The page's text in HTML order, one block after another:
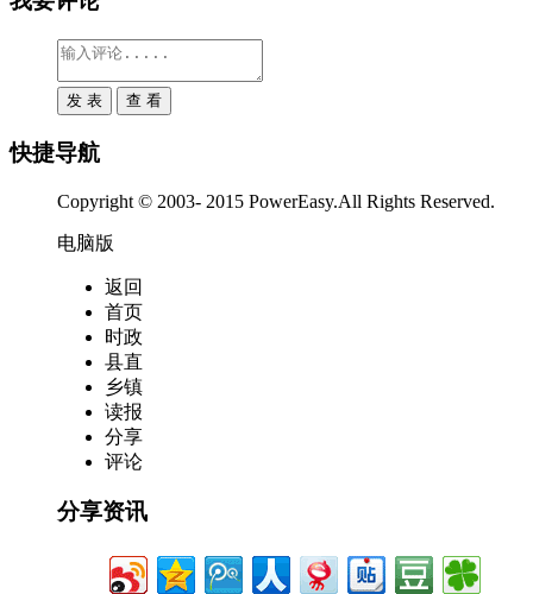
快捷导航
Copyright © 2003- 2015 PowerEasy.All Rights Reserved.
电脑版
返回
首页
时政
县直
乡镇
读报
分享
评论
分享资讯